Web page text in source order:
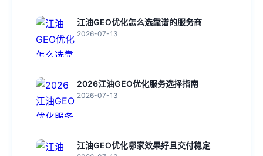
江油GEO优化怎么选靠谱的服务商
2026-07-13
2026江油GEO优化服务选择指南
2026-07-13
江油GEO优化哪家效果好且交付稳定